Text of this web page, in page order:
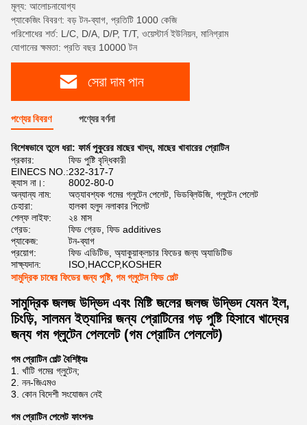
মূল্য: আলোচনাযোগ্য
প্যাকেজিং বিবরণ: বড় টন-ব্যাগ, প্রতিটি 1000 কেজি
পরিশোধের শর্ত: L/C, D/A, D/P, T/T, ওয়েস্টার্ন ইউনিয়ন, মানিগ্রাম
যোগানের ক্ষমতা: প্রতি বছর 10000 টন
সেরা দাম পান
পণ্যের বিবরণ পণ্যের বর্ণনা
বিশেষভাবে তুলে ধরা: ফার্ম পুকুরের মাছের খাদ্য, মাছের খাবারের প্রোটিন
প্রকার:
ফিড পুষ্টি বৃদ্ধিকারী
EINECS NO.:232-317-7
ক্যাস না।:
8002-80-0
অন্যান্য নাম:
অত্যাবশ্যক গমের গ্লুটেন পেলেট, ভিডব্লিউজি, গ্লুটেন পেলেট
চেহারা:
হালকা হলুদ নলাকার পিলেট
শেল্ফ লাইফ:
২৪ মাস
গ্রেড:
ফিড গ্রেড, ফিড additives
প্যাকেজ:
টন-ব্যাগ
প্রয়োগ:
ফিড এডিটিভ, অ্যাকুয়াক্লচার ফিডের জন্য অ্যাডিটিভ
সাক্ষ্যদান:
ISO,HACCP,KOSHER
সামুদ্রিক চাষের ফিডের জন্য পুষ্টি, গম গ্লুটেন ফিড পেল্ট
সামুদ্রিক জলজ উদ্ভিদ এবং মিষ্টি জলের জলজ উদ্ভিদ যেমন ইল,
চিংড়ি, সালমন ইত্যাদির জন্য প্রোটিনের গড় পুষ্টি হিসাবে খাদ্যের
জন্য গম গ্লুটেন পেললেট (গম প্রোটিন পেললেট)
গম প্রোটিন পেল্ট বৈশিষ্ট্যঃ
1. খাঁটি গমের গ্লুটেন;
2. নন-জিএমও
3. কোন বিদেশী সংযোজন নেই
গম প্রোটিন পেলেট ফাংশনঃ